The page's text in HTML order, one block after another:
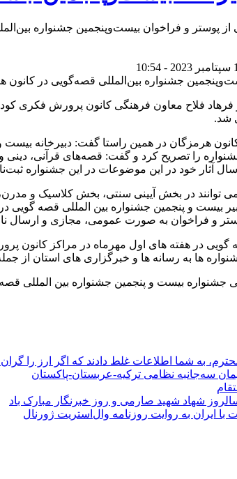
پوستر و فراخوان بیست‌وپنجمین جشنواره
فلاح معاون فرهنگی کانون پرورش فکری
شد.
هرمزگان در همین راستا گفت: دبیرخانه
را تصریح کرد و گفت: قصه‌های قرآنی، دینی
آثار خود در این موضوعات در این جشنواره
بخش آیینی سنتی، بخش کلاسیک و مدرن، بخش اشاره و بخش 90 ثانیه‌ای
بیست و پنجمین جشنواره بین المللی قصه
و فراخوان به صورت عمومی، مجازی و ارسال
در هفته های اول مهرماه در مراکز کانون
ها به رسانه ها و خبرگزاری های استان از
جشنواره بیست و پنجمین جشنواره بین المللی قصه
به شما اطلاعات غلط دادند که اگر ارز را
سه‌جانبه نظامی ترکیه-عربستان-پاکستان
شهاد شهید صارمی و روز خبرنگار مبارک باد
ایران به روایت روزنامه وال‌استریت ژورنال